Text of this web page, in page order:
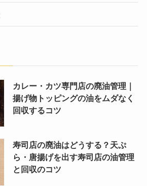
カレー・カツ専門店の廃油管理｜
揚げ物トッピングの油をムダなく
回収するコツ
寿司店の廃油はどうする？天ぷ
ら・唐揚げを出す寿司店の油管理
と回収のコツ